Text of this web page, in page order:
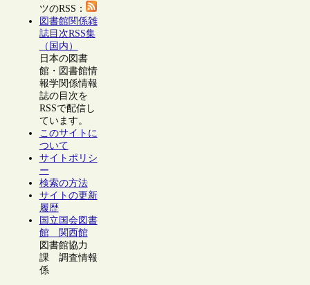
ツのRSS：
図書館関係雑
誌目次RSS集
（国内）
日本の図書
館・図書館情
報学関係情報
誌の目次を
RSSで配信し
ています。
このサイトに
ついて
サイトポリシ
ー
検索の方法
サイトの更新
履歴
国立国会図書
館 関西館
図書館協力
課 調査情報
係